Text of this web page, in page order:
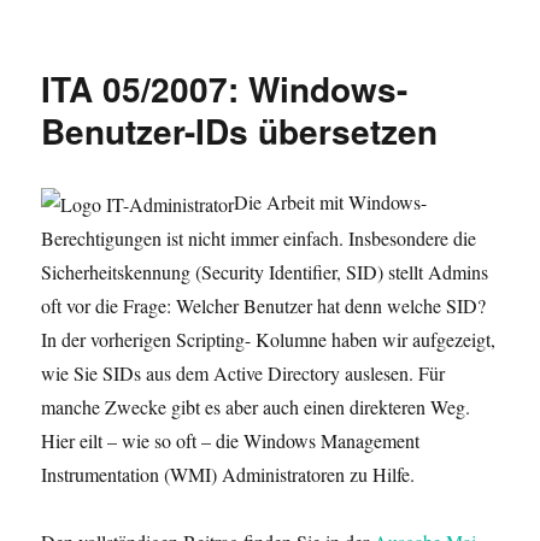
ITA 05/2007: Windows-
Benutzer-IDs übersetzen
Die Arbeit mit Windows-
Berechtigungen ist nicht immer einfach. Insbesondere die
Sicherheitskennung (Security Identifier, SID) stellt Admins
oft vor die Frage: Welcher Benutzer hat denn welche SID?
In der vorherigen Scripting- Kolumne haben wir aufgezeigt,
wie Sie SIDs aus dem Active Directory auslesen. Für
manche Zwecke gibt es aber auch einen direkteren Weg.
Hier eilt – wie so oft – die Windows Management
Instrumentation (WMI) Administratoren zu Hilfe.